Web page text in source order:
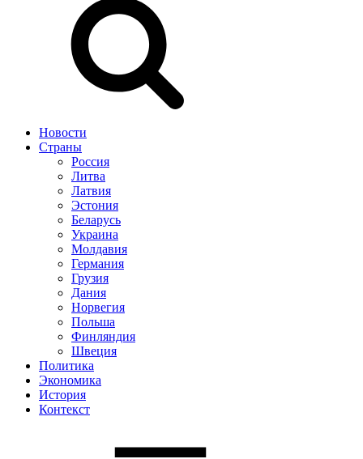
Новости
Страны
Россия
Литва
Латвия
Эстония
Беларусь
Украина
Молдавия
Германия
Грузия
Дания
Норвегия
Польша
Финляндия
Швеция
Политика
Экономика
История
Контекст